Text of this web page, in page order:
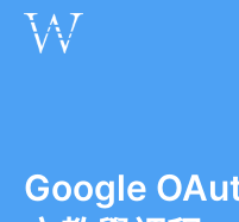
Google